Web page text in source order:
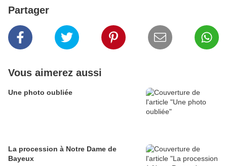
Partager
Vous aimerez aussi
Une photo oubliée
La procession à Notre Dame de
Bayeux